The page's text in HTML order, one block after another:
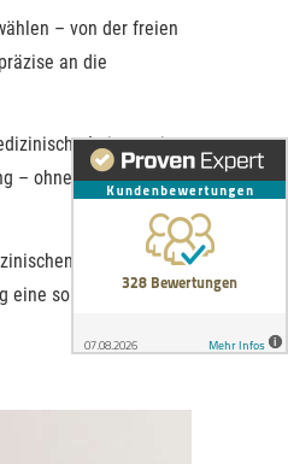
– von der freien
an die
Leistung in
– ohne Verzicht auf
Leistungen.
solide